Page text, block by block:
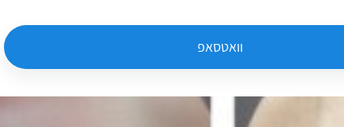
וואטסאפ